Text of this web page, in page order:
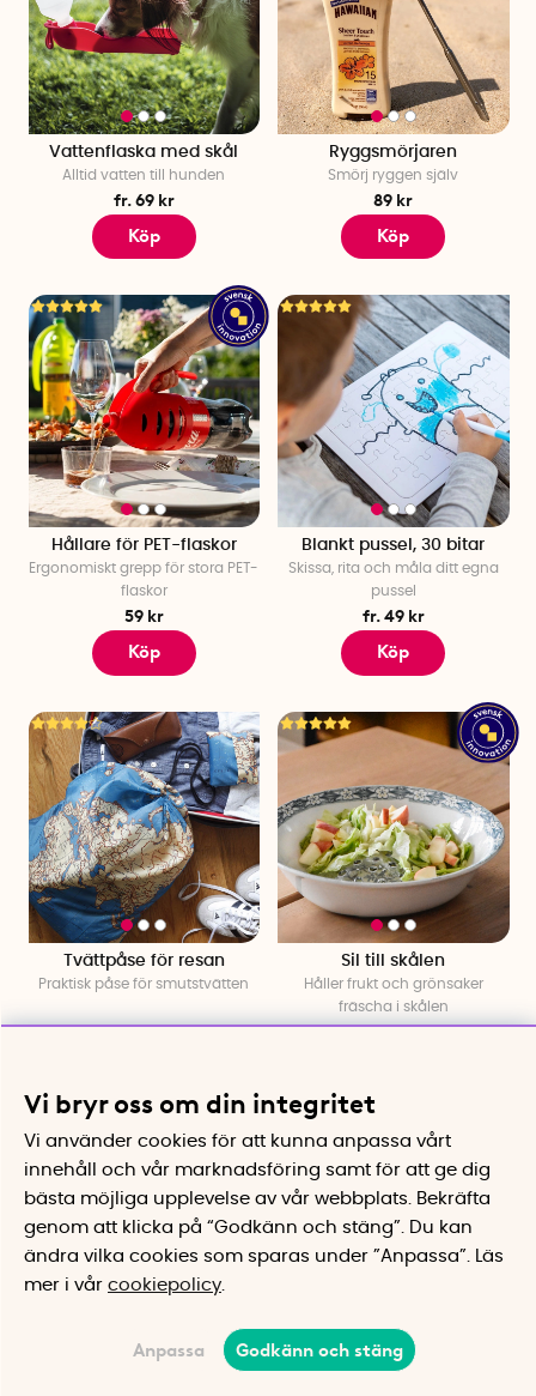
Vattenflaska med skål
Alltid vatten till hunden
fr. 69 kr
Köp
Ryggsmörjaren
Smörj ryggen själv
89 kr
Köp
Hållare för PET-flaskor
Ergonomiskt grepp för stora PET-
flaskor
59 kr
Köp
Blankt pussel, 30 bitar
Skissa, rita och måla ditt egna
pussel
fr. 49 kr
Köp
Tvättpåse för resan
Praktisk påse för smutstvätten
95 kr
Sil till skålen
Håller frukt och grönsaker
fräscha i skålen
49 kr
Smart etikett till tvål- &
Vi bryr oss om din integritet
Vi använder cookies för att kunna anpassa vårt
innehåll och vår marknadsföring samt för att ge dig
bästa möjliga upplevelse av vår webbplats.
Bekräfta
genom att klicka på “Godkänn och stäng”. Du kan
ändra vilka cookies som sparas under ”Anpassa”.
Läs
mer i vår cookiepolicy
Anpassa Godkänn och stäng